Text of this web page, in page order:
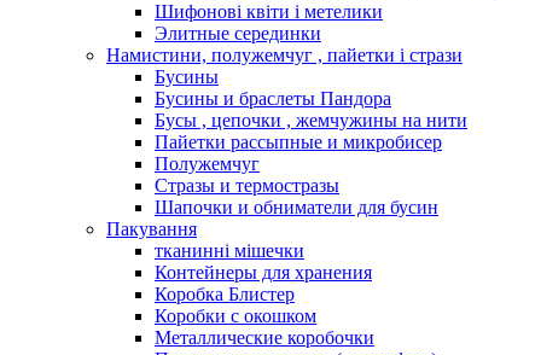
Шифонові квіти і метелики
Элитные серединки
Намистини, полужемчуг , пайетки і стрази
Бусины
Бусины и браслеты Пандора
Бусы , цепочки , жемчужины на нити
Пайетки рассыпные и микробисер
Полужемчуг
Стразы и термостразы
Шапочки и обниматели для бусин
Пакування
тканинні мішечки
Контейнеры для хранения
Коробка Блистер
Коробки с окошком
Металлические коробочки